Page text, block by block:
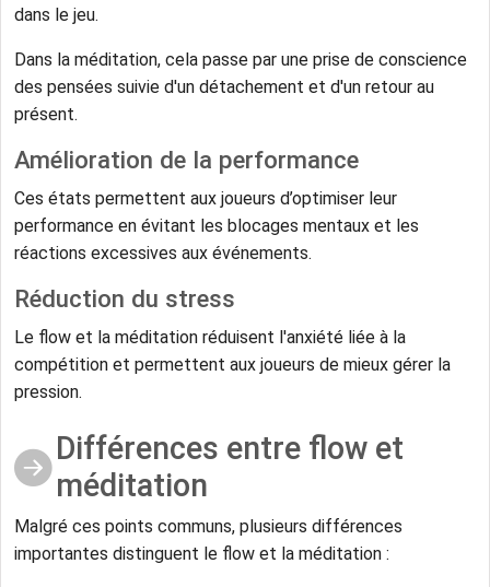
dans le jeu.
Dans la méditation, cela passe par une prise de conscience
des pensées suivie d'un détachement et d'un retour au
présent.
Amélioration de la performance
Ces états permettent aux joueurs d’optimiser leur
performance en évitant les blocages mentaux et les
réactions excessives aux événements.
Réduction du stress
Le flow et la méditation réduisent l'anxiété liée à la
compétition et permettent aux joueurs de mieux gérer la
pression.
Différences entre flow et
méditation
Malgré ces points communs, plusieurs différences
importantes distinguent le flow et la méditation :